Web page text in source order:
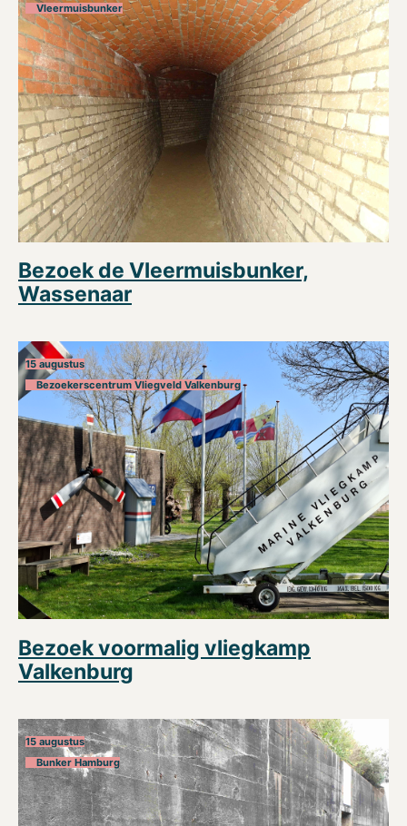
Vleermuisbunker
Bezoek de Vleermuisbunker,
Wassenaar
15 augustus
Bezoekerscentrum Vliegveld Valkenburg
Bezoek voormalig vliegkamp
Valkenburg
15 augustus
Bunker Hamburg